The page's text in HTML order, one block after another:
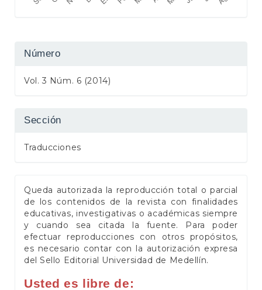
Número
Vol. 3 Núm. 6 (2014)
Sección
Traducciones
Queda autorizada la reproducción total o parcial
de los contenidos de la revista con finalidades
educativas, investigativas o académicas siempre
y cuando sea citada la fuente. Para poder
efectuar reproducciones con otros propósitos,
es necesario contar con la autorización expresa
del Sello Editorial Universidad de Medellín.
Usted es libre de: